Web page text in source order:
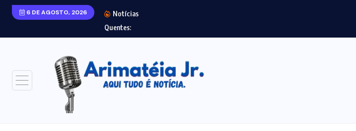
6 DE AGOSTO, 2026
Notícias
Quentes: